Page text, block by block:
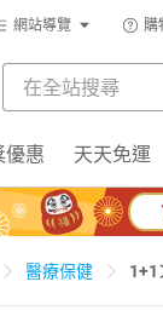
網站導覽 購
優惠 天天免運
醫療保健 1+1